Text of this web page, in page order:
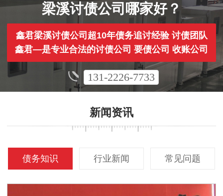
梁溪讨债公司哪家好？
鑫君梁溪讨债公司超10年债务追讨经验 讨债团队
鑫君—是专业合法的讨债公司 要债公司 收账公司
131-2226-7733
新闻资讯
债务知识 行业新闻 常见问题